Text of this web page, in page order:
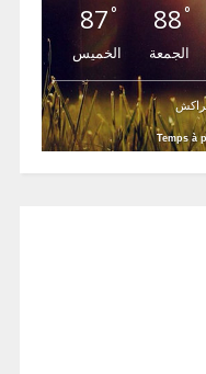
87°
الخميس
88°
الجمعة
Temps à